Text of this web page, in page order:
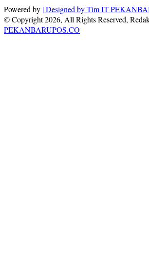
Powered by | Designed byTim IT
© Copyright 2026, All Rights Reserved,
PEKANBARUPOS.CO